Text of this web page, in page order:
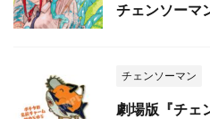
チェンソーマ
チェンソーマン
劇場版『チェ